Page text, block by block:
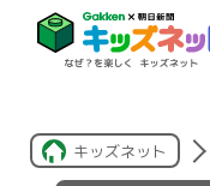
キッズネット